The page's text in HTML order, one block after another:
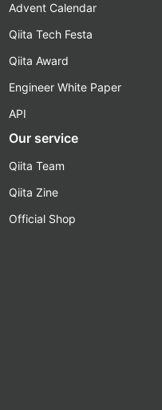
Advent Calendar
Qiita Tech Festa
Qiita Award
Engineer White Paper
API
Our service
Qiita Team
Qiita Zine
Official Shop